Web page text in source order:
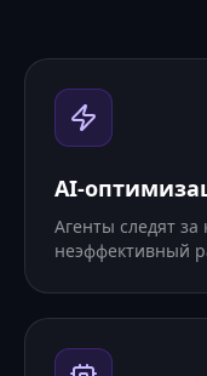
AI-
Агенты следят
неэффективный